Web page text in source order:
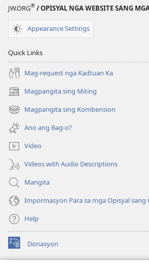
JW.ORG® / OPISYAL NGA WEBSITE SANG
Appearance Settings
Quick Links
Mag-request nga Kadtuan Ka
Magpangita sing Miting
(opens
new
window)
Magpangita sing Kombension
(opens
new
window)
Ano ang Bag-o?
Video
Videos with Audio Descriptions
Mangita
Impormasyon Para sa mga Opisyal sang
Help
Donasyon
(opens
new